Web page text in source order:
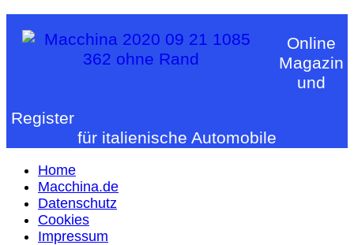
Online
Magazin
und
Register
für italienische Automobile
Home
Macchina.de
Datenschutz
Cookies
Impressum